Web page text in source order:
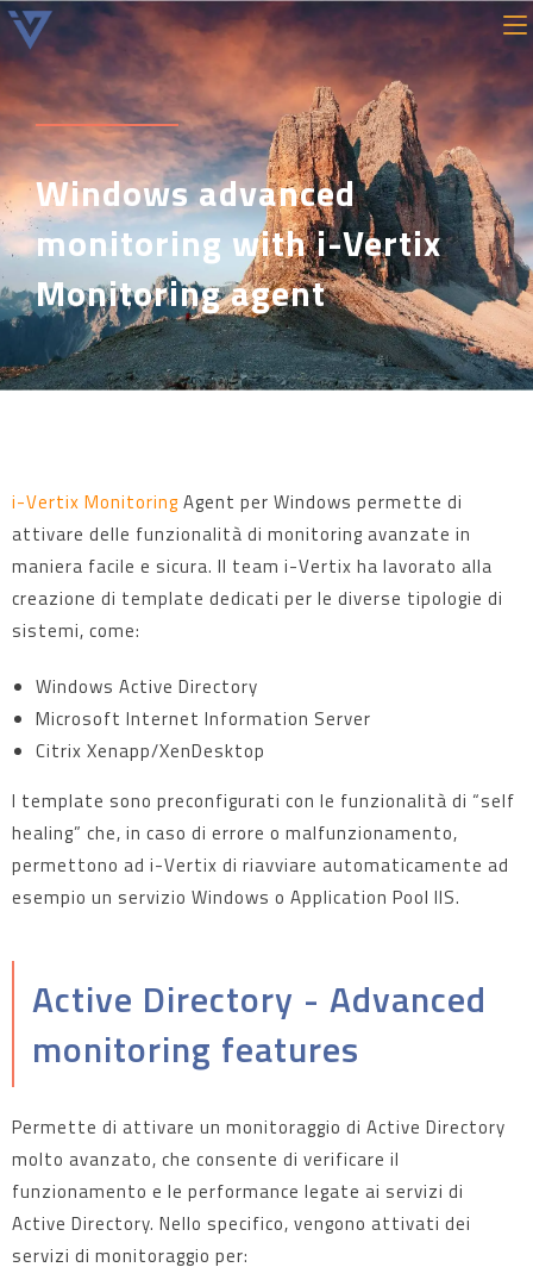
Windows advanced
monitoring with i-Vertix
Monitoring agent
i-Vertix MonitoringAgent per Windows permette di
attivare delle funzionalità di monitoring avanzate in
maniera facile e sicura. Il team i-Vertix ha lavorato alla
creazione di template dedicati per le diverse tipologie di
sistemi, come:
Windows Active Directory
Microsoft Internet Information Server
Citrix Xenapp/XenDesktop
I template sono preconfigurati con le funzionalità di “self
healing” che, in caso di errore o malfunzionamento,
permettono ad i-Vertix di riavviare automaticamente ad
esempio un servizio Windows o Application Pool IIS.
Active Directory - Advanced
monitoring features
Permette di attivare un monitoraggio di Active Directory
molto avanzato, che consente di verificare il
funzionamento e le performance legate ai servizi di
Active Directory. Nello specifico, vengono attivati dei
servizi di monitoraggio per: